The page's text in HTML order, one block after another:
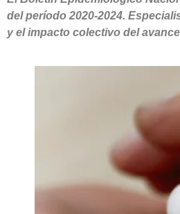
del período 2020-2024.
y el impacto colectivo del